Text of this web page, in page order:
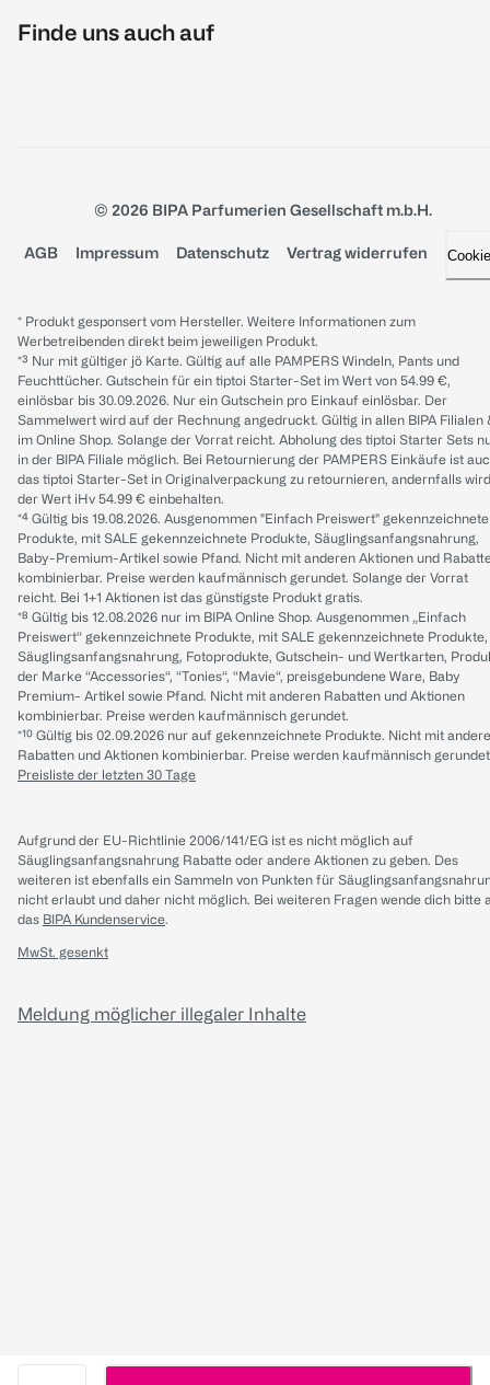
Finde uns auch auf
© 2026 BIPA Parfumerien Gesellschaft m.b.H.
AGB Impressum Datenschutz Vertrag widerrufen
* Produkt gesponsert vom Hersteller. Weitere Informationen zum
Werbetreibenden direkt beim jeweiligen Produkt.
*³ Nur mit gültiger jö Karte. Gültig auf alle PAMPERS Windeln, Pants und
Feuchttücher. Gutschein für ein tiptoi Starter-Set im Wert von 54.99 €,
einlösbar bis 30.09.2026. Nur ein Gutschein pro Einkauf einlösbar. Der
Sammelwert wird auf der Rechnung angedruckt. Gültig in allen BIPA Filialen
im Online Shop. Solange der Vorrat reicht. Abholung des tiptoi Starter Sets
in der BIPA Filiale möglich. Bei Retournierung der PAMPERS Einkäufe ist
das tiptoi Starter-Set in Originalverpackung zu retournieren, andernfalls wird
der Wert iHv 54.99 € einbehalten.
*⁴ Gültig bis 19.08.2026. Ausgenommen "Einfach Preiswert" gekennzeichnete
Produkte, mit SALE gekennzeichnete Produkte, Säuglingsanfangsnahrung,
Baby-Premium-Artikel sowie Pfand. Nicht mit anderen Aktionen und
kombinierbar. Preise werden kaufmännisch gerundet. Solange der Vorrat
reicht. Bei 1+1 Aktionen ist das günstigste Produkt gratis.
*⁸ Gültig bis 12.08.2026 nur im BIPA Online Shop. Ausgenommen „Einfach
Preiswert“ gekennzeichnete Produkte, mit SALE gekennzeichnete Produkte,
Säuglingsanfangsnahrung, Fotoprodukte, Gutschein- und Wertkarten,
der Marke “Accessories“, “Tonies“, “Mavie“, preisgebundene Ware, Baby
Premium- Artikel sowie Pfand. Nicht mit anderen Rabatten und Aktionen
kombinierbar. Preise werden kaufmännisch gerundet.
*¹⁰ Gültig bis 02.09.2026 nur auf gekennzeichnete Produkte. Nicht mit
Rabatten und Aktionen kombinierbar. Preise werden kaufmännisch
Preisliste der letzten 30 Tage
Aufgrund der EU-Richtlinie 2006/141/EG ist es nicht möglich auf
Säuglingsanfangsnahrung Rabatte oder andere Aktionen zu geben. Des
weiteren ist ebenfalls ein Sammeln von Punkten für
nicht erlaubt und daher nicht möglich. Bei weiteren Fragen wende dich bitte
das BIPA Kundenservice.
MwSt. gesenkt
Meldung möglicher illegaler Inhalte